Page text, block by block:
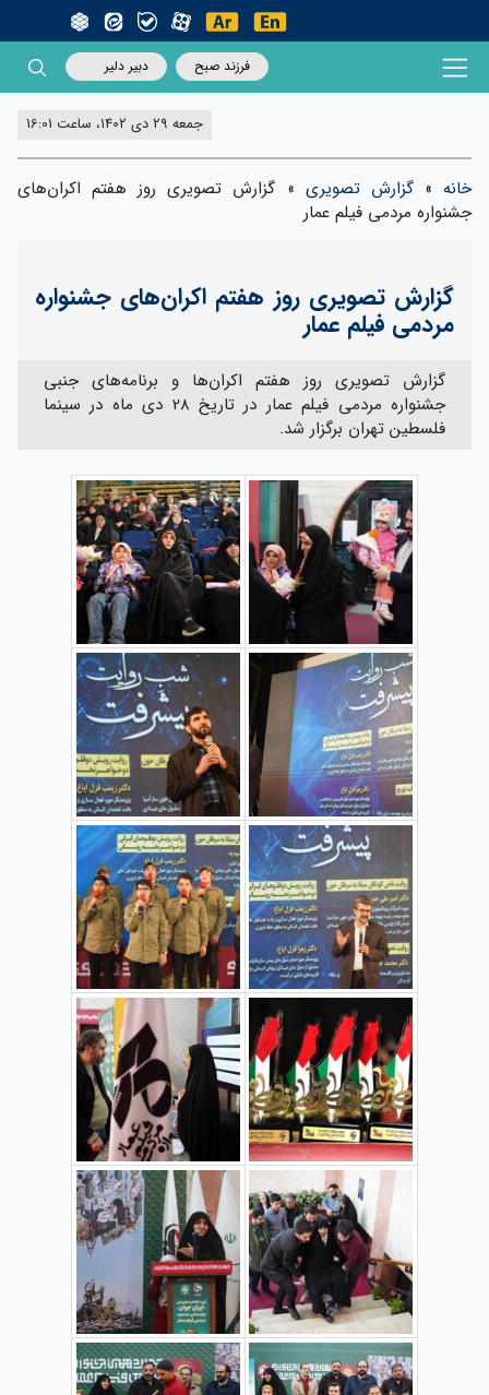
فرزند صبح دبیر دلیر
جمعه 29 دی 1402، ساعت 16:01
خانه»گزارش تصویری » گزارش تصویری روز هفتم اکران‌های
جشنواره مردمی فیلم عمار
گزارش تصویری روز هفتم اکران‌های جشنواره
مردمی فیلم عمار
گزارش تصویری روز هفتم اکران‌ها و برنامه‌های جنبی
جشنواره مردمی فیلم عمار در تاریخ 28 دی‌ ماه در سینما
فلسطین تهران برگزار شد.